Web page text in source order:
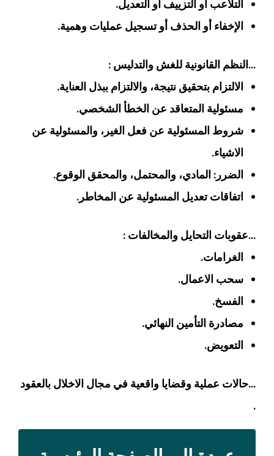
التلاعب أو التزييف أو التعديل.
الإخفاء أو الحذف أو تسجيل عمليات وهمية.
…النظم القانونية للغش والتدليس :
الالتزام بتحقيق نتيجة، والالتزام ببذل العناية.
مسئولية المتعاقد عن الخطأ الشخصي.
شروط المسئولية عن فعل الغير، والمسئولية عن
الاشياء.
الضرر: المادي، والمحتمل، والمحقق الوقوع.
اتفاقات تعديل المسئولية عن المخاطر.
…عقوبات التحايل والمخالفات :
الغرامات.
سحب الاعمال.
الفسخ.
مصادرة التأمين النهائي.
التعويض.
…حالات عملية وقضايا واقعية في مجال الاخلال بالعقود
.